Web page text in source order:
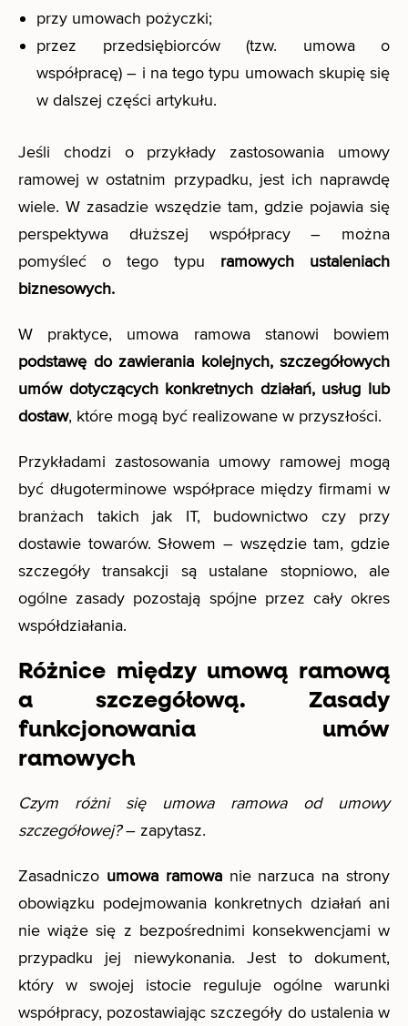
przy umowach pożyczki;
przez przedsiębiorców (tzw. umowa o
współpracę) – i na tego typu umowach skupię się
w dalszej części artykułu.
Jeśli chodzi o przykłady zastosowania umowy
ramowej w ostatnim przypadku, jest ich naprawdę
wiele. W zasadzie wszędzie tam, gdzie pojawia się
perspektywa dłuższej współpracy – można
pomyśleć o tego typu ramowych ustaleniach
biznesowych.
W praktyce, umowa ramowa stanowi bowiem
podstawę do zawierania kolejnych, szczegółowych
umów dotyczących konkretnych działań, usług lub
dostaw, które mogą być realizowane w przyszłości.
Przykładami zastosowania umowy ramowej mogą
być długoterminowe współprace między firmami w
branżach takich jak IT, budownictwo czy przy
dostawie towarów. Słowem – wszędzie tam, gdzie
szczegóły transakcji są ustalane stopniowo, ale
ogólne zasady pozostają spójne przez cały okres
współdziałania.
Różnice między umową ramową
a szczegółową. Zasady
funkcjonowania umów
ramowych
Czym różni się umowa ramowa od umowy
szczegółowej?– zapytasz.
Zasadniczo umowa ramowanie narzuca na strony
obowiązku podejmowania konkretnych działań ani
nie wiąże się z bezpośrednimi konsekwencjami w
przypadku jej niewykonania. Jest to dokument,
który w swojej istocie reguluje ogólne warunki
współpracy, pozostawiając szczegóły do ustalenia w